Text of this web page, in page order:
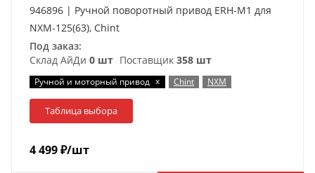
946896 | Ручной поворотный привод ERH-M1 для
NXM-125(63), Chint
Под заказ:
Склад АйДи 0 шт Поставщик 358 шт
Ручной и моторный привод x Chint NXM
Таблица выбора
4 499₽/шт